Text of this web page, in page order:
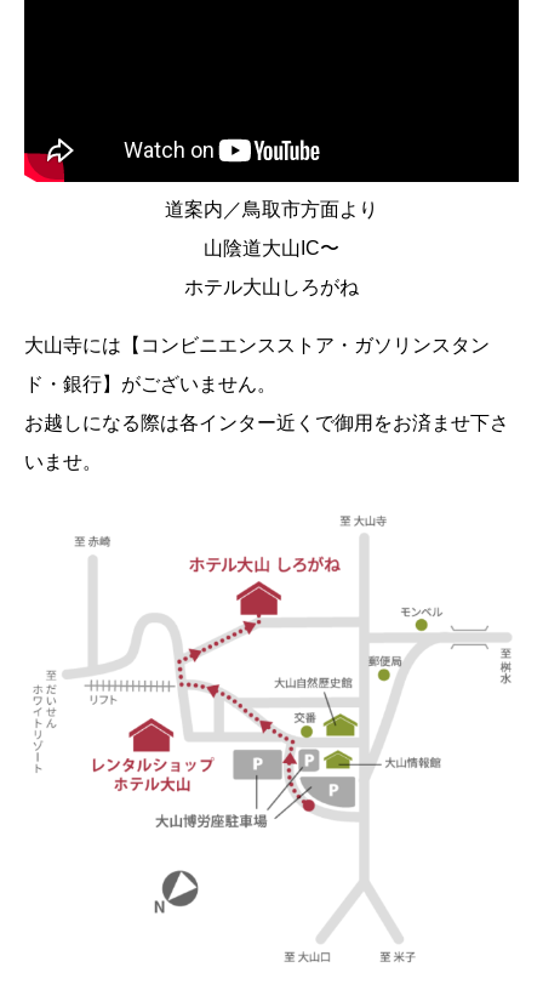
道案内／鳥取市方面より
山陰道大山IC〜
ホテル大山しろがね
大山寺には【コンビニエンスストア・ガソリンスタン
ド・銀行】がございません。
お越しになる際は各インター近くで御用をお済ませ下さ
いませ。